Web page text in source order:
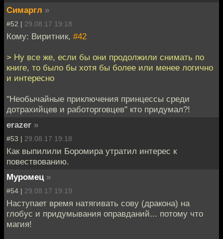
Симаргл »
#52 | 29.08.17 19:18
Кому: Виритник, #42
> Ну все же, если бы они продолжили снимать по
книге, то было бы хотя бы более или менее логично
и интересно
"Необычайные приключения принцессы среди
дотрахийцев и работорговцев" кто придумал?!
erazer »
#53 | 29.08.17 19:18
Как выпилили Боромира утратил интерес к
повествованию.
Муромец »
#54 | 29.08.17 19:19
Наступает время натягивать сову (дракона) на
глобус и придумывания оправданий... потому что
магия!